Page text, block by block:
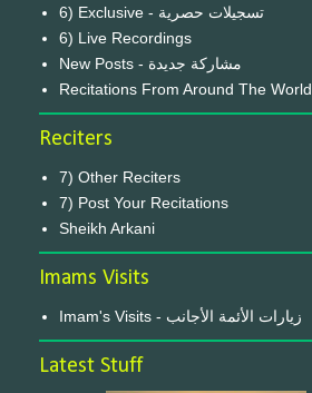
6) Exclusive - تسجيلات حصرية
6) Live Recordings
New Posts - مشاركة جديدة
Recitations From Around The World
Reciters
7) Other Reciters
7) Post Your Recitations
Sheikh Arkani
Imams Visits
Imam's Visits - زيارات الأئمة الأجانب
Latest Stuff